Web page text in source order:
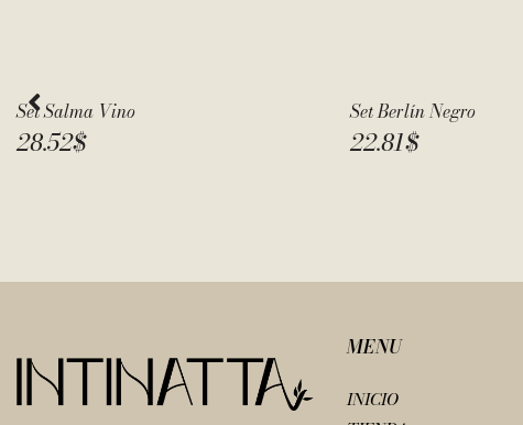
Set Salma Vino
28.52$
Set Berlín Negro
22.81$
MENU
INICIO